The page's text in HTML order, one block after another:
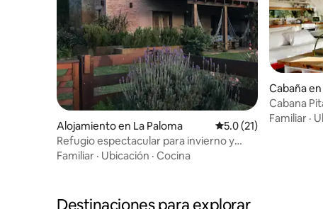
Alojamiento en La Paloma Calificación
5.0 (21)
Refugio espectacular para invierno y
verano
Familiar · Ubicación · Cocina
Cabaña
Cabana
buen
Familiar ·